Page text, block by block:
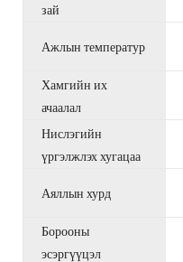
зай
Ажлын температур
Хамгийн их
ачаалал
Нислэгийн
үргэлжлэх хугацаа
Аяллын хурд
Борооны
эсэргүүцэл